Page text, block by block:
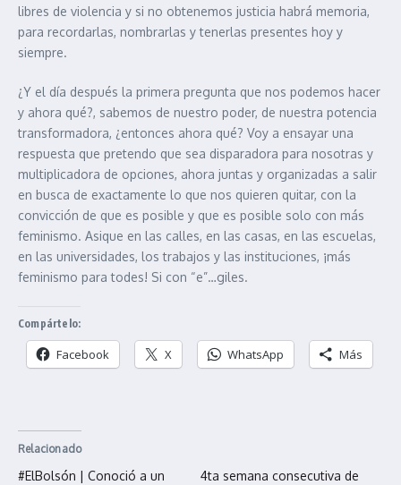
libres de violencia y si no obtenemos justicia habrá memoria,
para recordarlas, nombrarlas y tenerlas presentes hoy y
siempre.
¿Y el día después la primera pregunta que nos podemos hacer
y ahora qué?, sabemos de nuestro poder, de nuestra potencia
transformadora, ¿entonces ahora qué? Voy a ensayar una
respuesta que pretendo que sea disparadora para nosotras y
multiplicadora de opciones, ahora juntas y organizadas a salir
en busca de exactamente lo que nos quieren quitar, con la
convicción de que es posible y que es posible solo con más
feminismo. Asique en las calles, en las casas, en las escuelas,
en las universidades, los trabajos y las instituciones, ¡más
feminismo para todes! Si con “e”…giles.
Compártelo:
Facebook X WhatsApp Más
Relacionado
#ElBolsón | Conoció a un
4ta semana consecutiva de